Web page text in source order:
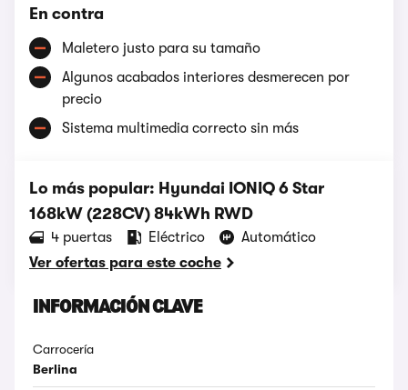
En contra
Maletero justo para su tamaño
Algunos acabados interiores desmerecen por
precio
Sistema multimedia correcto sin más
Lo más popular: Hyundai IONIQ 6 Star
168kW (228CV) 84kWh RWD
4 puertas Eléctrico
Automático
Ver ofertas para este coche
INFORMACIÓN CLAVE
Carrocería
Berlina